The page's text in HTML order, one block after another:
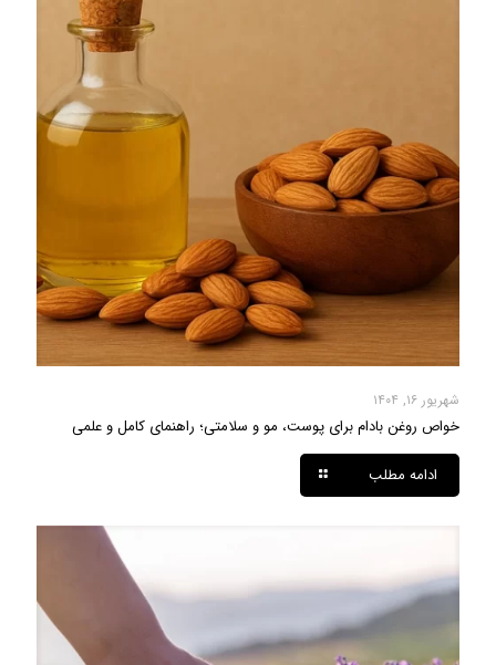
شهریور ۱۶, ۱۴۰۴
خواص روغن بادام برای پوست، مو و سلامتی؛ راهنمای کامل و علمی
ادامه مطلب